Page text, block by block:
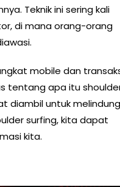
Teknik ini sering kali
di mana orang-orang
mobile dan
tentang apa itu
diambil untuk
surfing, kita dapat
kita.